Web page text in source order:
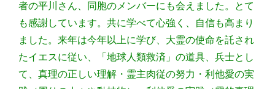
者の平川さん、同胞のメンバーにも会えました。とて
も感謝しています。共に学べて心強く、自信も高まり
ました。来年は今年以上に学び、大霊の使命を託され
たイエスに従い、「地球人類救済」の道具、兵士とし
て、真理の正しい理解・霊主肉従の努力・利他愛の実